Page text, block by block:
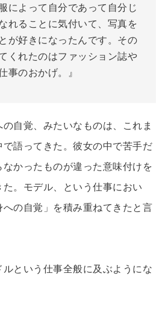
によって自分であって自分じ
れることに気付いて、写真を
が好きになったんです。その
くれたのはファッション誌や
事のおかげ。』
自覚、みたいなものは、これま
語ってきた。彼女の中で苦手だ
なかったものが違った意味付けを
。モデル、という仕事におい
の自覚」を積み重ねてきたと言
という仕事全般に及ぶようにな